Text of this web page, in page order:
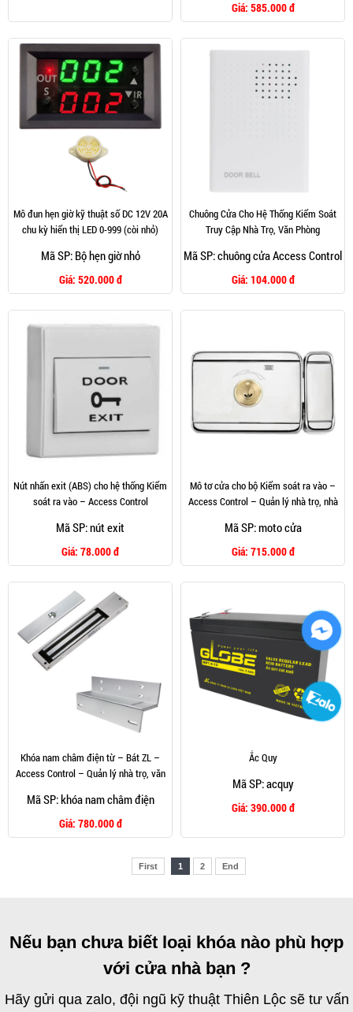
Giá: 585.000 đ
Mô đun hẹn giờ kỹ thuật số DC 12V 20A
chu kỳ hiển thị LED 0-999 (còi nhỏ)
Mã SP: Bộ hẹn giờ nhỏ
Giá: 520.000 đ
Chuông Cửa Cho Hệ Thống Kiểm Soát
Truy Cập Nhà Trọ, Văn Phòng
Mã SP: chuông cửa Access Control
Giá: 104.000 đ
Nút nhấn exit (ABS) cho hệ thống Kiểm
soát ra vào – Access Control
Mã SP: nút exit
Giá: 78.000 đ
Mô tơ cửa cho bộ Kiểm soát ra vào –
Access Control – Quản lý nhà trọ, nhà
Mã SP: moto cửa
Giá: 715.000 đ
Khóa nam châm điện từ – Bát ZL –
Access Control – Quản lý nhà trọ, văn
Mã SP: khóa nam châm điện
Giá: 780.000 đ
Ắc Quy
Mã SP: acquy
Giá: 390.000 đ
First 1 2 End
Nếu bạn chưa biết loại khóa nào phù hợp
với cửa nhà bạn ?
Hãy gửi qua zalo, đội ngũ kỹ thuật Thiên Lộc sẽ tư vấn